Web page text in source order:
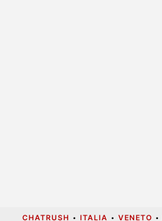
CHATRUSH • ITALIA • VENETO •